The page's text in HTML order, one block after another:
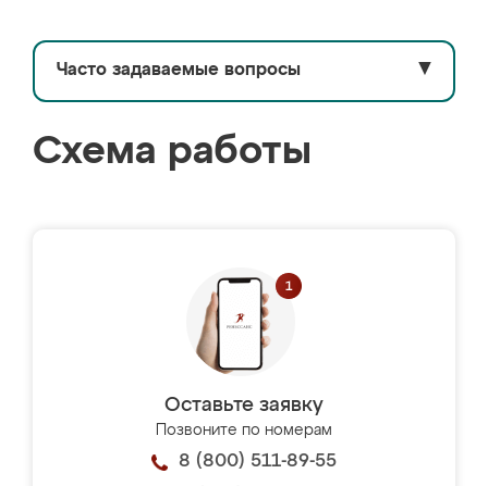
Часто задаваемые вопросы ▼
Схема работы
Оставьте заявку
Позвоните по номерам
8 (800) 511-89-55